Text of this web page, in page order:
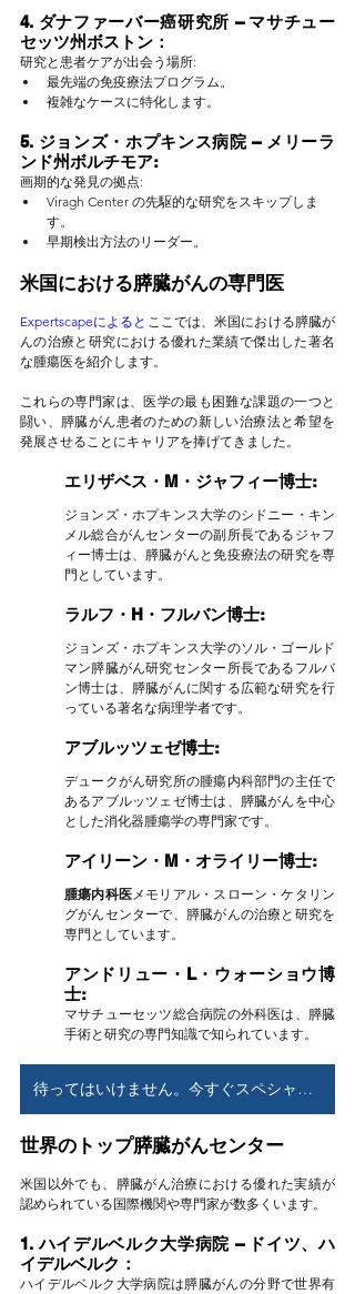
4. ダナファーバー癌研究所 – マサチュー
セッツ州ボストン：
研究と患者ケアが出会う場所:
最先端の免疫療法プログラム。
複雑なケースに特化します。
5. ジョンズ・ホプキンス病院 – メリーラ
ンド州ボルチモア:
画期的な発見の拠点:
Viragh Center の先駆的な研究をスキップしま
す。
早期検出方法のリーダー。
米国における膵臓がんの専門医
Expertscapeによると ここでは、米国における膵臓が
んの治療と研究における優れた業績で傑出した著名
な腫瘍医を紹介します。
これらの専門家は、医学の最も困難な課題の一つと
闘い、膵臓がん患者のための新しい治療法と希望を
発展させることにキャリアを捧げてきました。
エリザベス・M・ジャフィー博士:
ジョンズ・ホプキンス大学のシドニー・キン
メル総合がんセンターの副所長であるジャフ
ィー博士は、膵臓がんと免疫療法の研究を専
門としています。
ラルフ・H・フルバン博士:
ジョンズ・ホプキンス大学のソル・ゴールド
マン膵臓がん研究センター所長であるフルバ
ン博士は、膵臓がんに関する広範な研究を行
っている著名な病理学者です。
アブルッツェゼ博士:
デュークがん研究所の腫瘍内科部門の主任で
あるアブルッツェゼ博士は、膵臓がんを中心
とした消化器腫瘍学の専門家です。
アイリーン・M・オライリー博士:
腫瘍内科医メモリアル・スローン・ケタリン
グがんセンターで、膵臓がんの治療と研究を
専門としています。
アンドリュー・L・ウォーショウ博
士:
マサチューセッツ総合病院の外科医は、膵臓
手術と研究の専門知識で知られています。
待ってはいけません。今すぐスペシャリストにご相談ください
世界のトップ膵臓がんセンター
米国以外でも、膵臓がん治療における優れた実績が
認められている国際機関や専門家が数多くいます。
1. ハイデルベルク大学病院 – ドイツ、ハ
イデルベルク：
ハイデルベルク大学病院は膵臓がんの分野で世界有